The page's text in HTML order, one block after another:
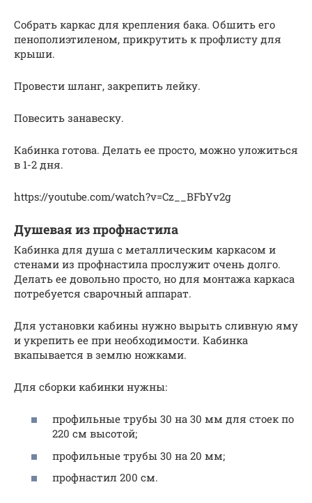
Собрать каркас для крепления бака. Обшить его
пенополиэтиленом, прикрутить к профлисту для
крыши.
Провести шланг, закрепить лейку.
Повесить занавеску.
Кабинка готова. Делать ее просто, можно уложиться
в 1-2 дня.
https://youtube.com/watch?v=Cz__BFbYv2g
Душевая из профнастила
Кабинка для душа с металлическим каркасом и
стенами из профнастила прослужит очень долго.
Делать ее довольно просто, но для монтажа каркаса
потребуется сварочный аппарат.
Для установки кабины нужно вырыть сливную яму
и укрепить ее при необходимости. Кабинка
вкапывается в землю ножками.
Для сборки кабинки нужны:
профильные трубы 30 на 30 мм для стоек по
220 см высотой;
профильные трубы 30 на 20 мм;
профнастил 200 см.